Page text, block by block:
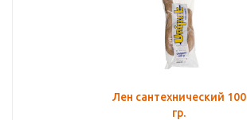
Лен сантехнический 100
гр.